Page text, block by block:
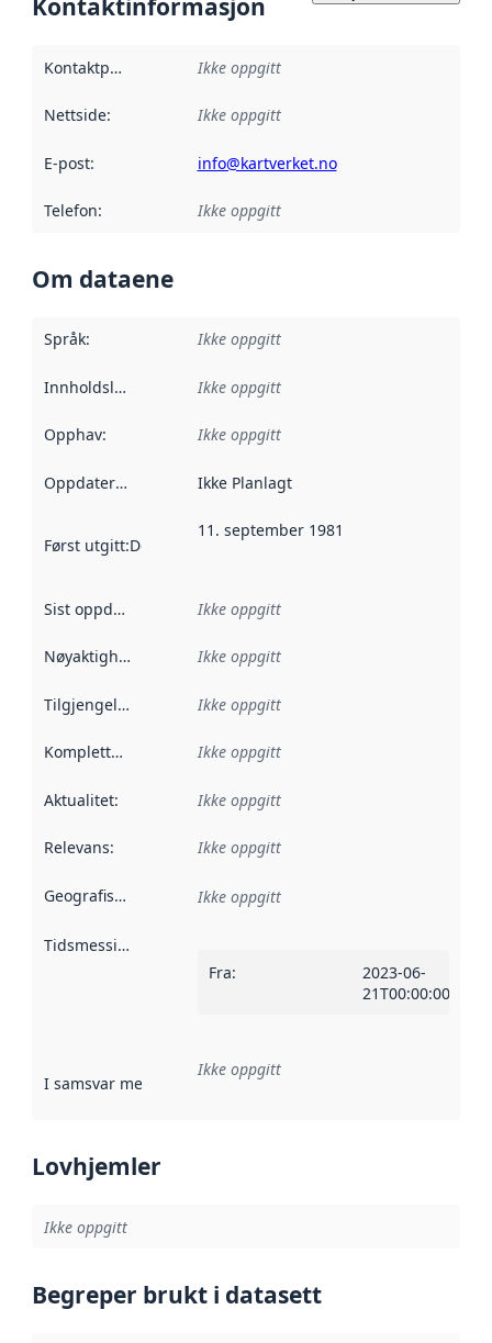
Kontaktinformasjon
Kontaktpunkt Ikke oppgitt
Nettside: Ikke oppgitt
E-post: info@kartverket.no
Telefon: Ikke oppgitt
Om dataene
Språk: Ikke oppgitt
Innholdsleverandører :
Ikke oppgitt
Opphav: Ikke oppgitt
Oppdateringsfrekvens :
Ikke Planlagt
Først utgitt:Denne datoen sier når dataene i dette
11. september 1981
Sist oppdatert Ikke oppgitt
Nøyaktighet Ikke oppgitt
Tilgjengelighet Ikke oppgitt
Kompletthet Ikke oppgitt
Aktualitet: Ikke oppgitt
Relevans: Ikke oppgitt
Geografisk avgrensning :
Ikke oppgitt
Tidsmessig avgrensning
Fra:
2023-06-
21T00:00:00Z
I samsvar med Referanse til en implementasjonsregel
Ikke oppgitt
Lovhjemler
Ikke oppgitt
Begreper brukt i datasett